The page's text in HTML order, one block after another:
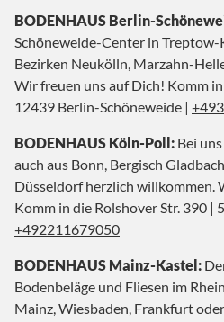
BODENHAUS Berlin-
Schöneweide-Center in
Bezirken Neukölln, Marzahn-
Wir freuen uns auf Dich! Komm
12439 Berlin-Schöneweide |
BODENHAUS Köln-Poll: Bei
auch aus Bonn, Bergisch
Düsseldorf herzlich willkommen.
Komm in die Rolshover Str. 390 |
+492211679050
BODENHAUS Mainz-Kastel:
Bodenbeläge und Fliesen im
Mainz, Wiesbaden, Frankfurt